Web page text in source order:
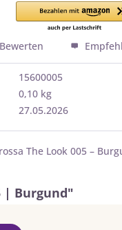
Bewerten
15600005
0,10 kg
27.05.2026
The Look 005 –
| Burgund"